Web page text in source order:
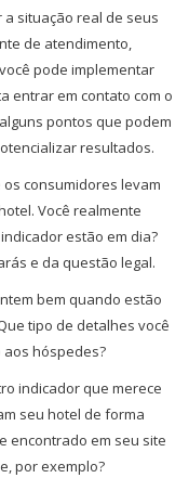
situação real de seus
de atendimento,
pode implementar
entrar em contato com o
pontos que podem
resultados.
consumidores levam
Você realmente
estão em dia?
e da questão legal.
bem quando estão
tipo de detalhes você
hóspedes?
indicador que merece
seu hotel de forma
encontrado em seu site
por exemplo?